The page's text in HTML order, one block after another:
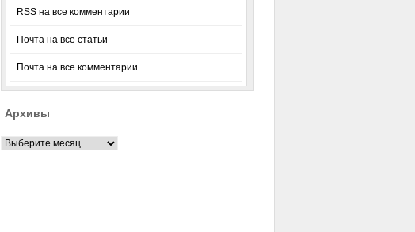
RSS на все комментарии
Почта на все статьи
Почта на все комментарии
Архивы